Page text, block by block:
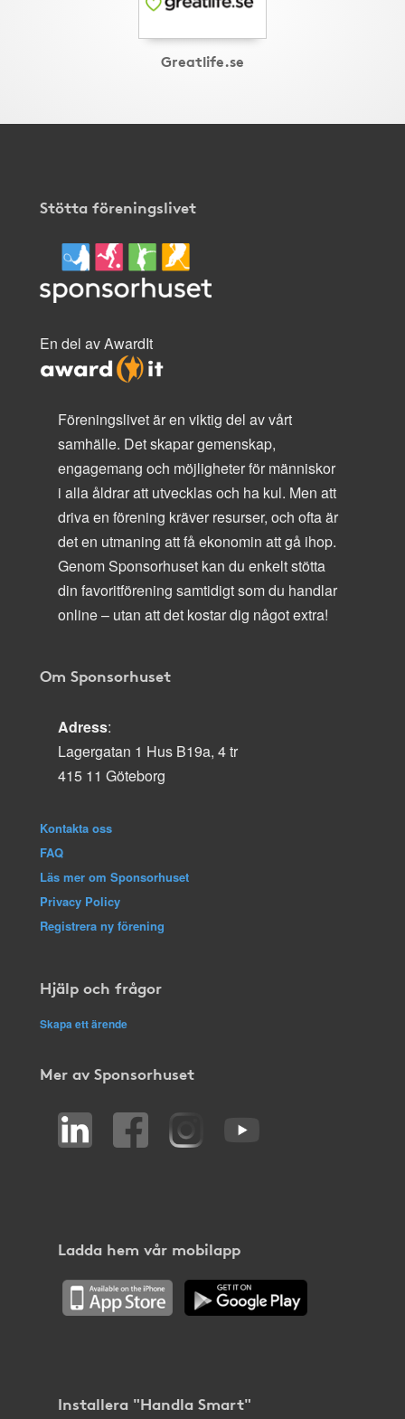
Greatlife.se
Stötta föreningslivet
En del av AwardIt
Föreningslivet är en viktig del av vårt
samhälle. Det skapar gemenskap,
engagemang och möjligheter för människor
i alla åldrar att utvecklas och ha kul. Men att
driva en förening kräver resurser, och ofta är
det en utmaning att få ekonomin att gå ihop.
Genom Sponsorhuset kan du enkelt stötta
din favoritförening samtidigt som du handlar
online – utan att det kostar dig något extra!
Om Sponsorhuset
Adress:
Lagergatan 1 Hus B19a, 4 tr
415 11 Göteborg
Kontakta oss
FAQ
Läs mer om Sponsorhuset
Privacy Policy
Registrera ny förening
Hjälp och frågor
Skapa ett ärende
Mer av Sponsorhuset
Ladda hem vår mobilapp
Installera "Handla Smart"